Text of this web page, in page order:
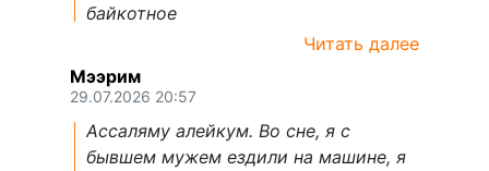
байкотное
Читать далее
Мээрим
29.07.2026 20:57
Ассаляму алейкум. Во сне, я с
бывшем мужем ездили на машине, я